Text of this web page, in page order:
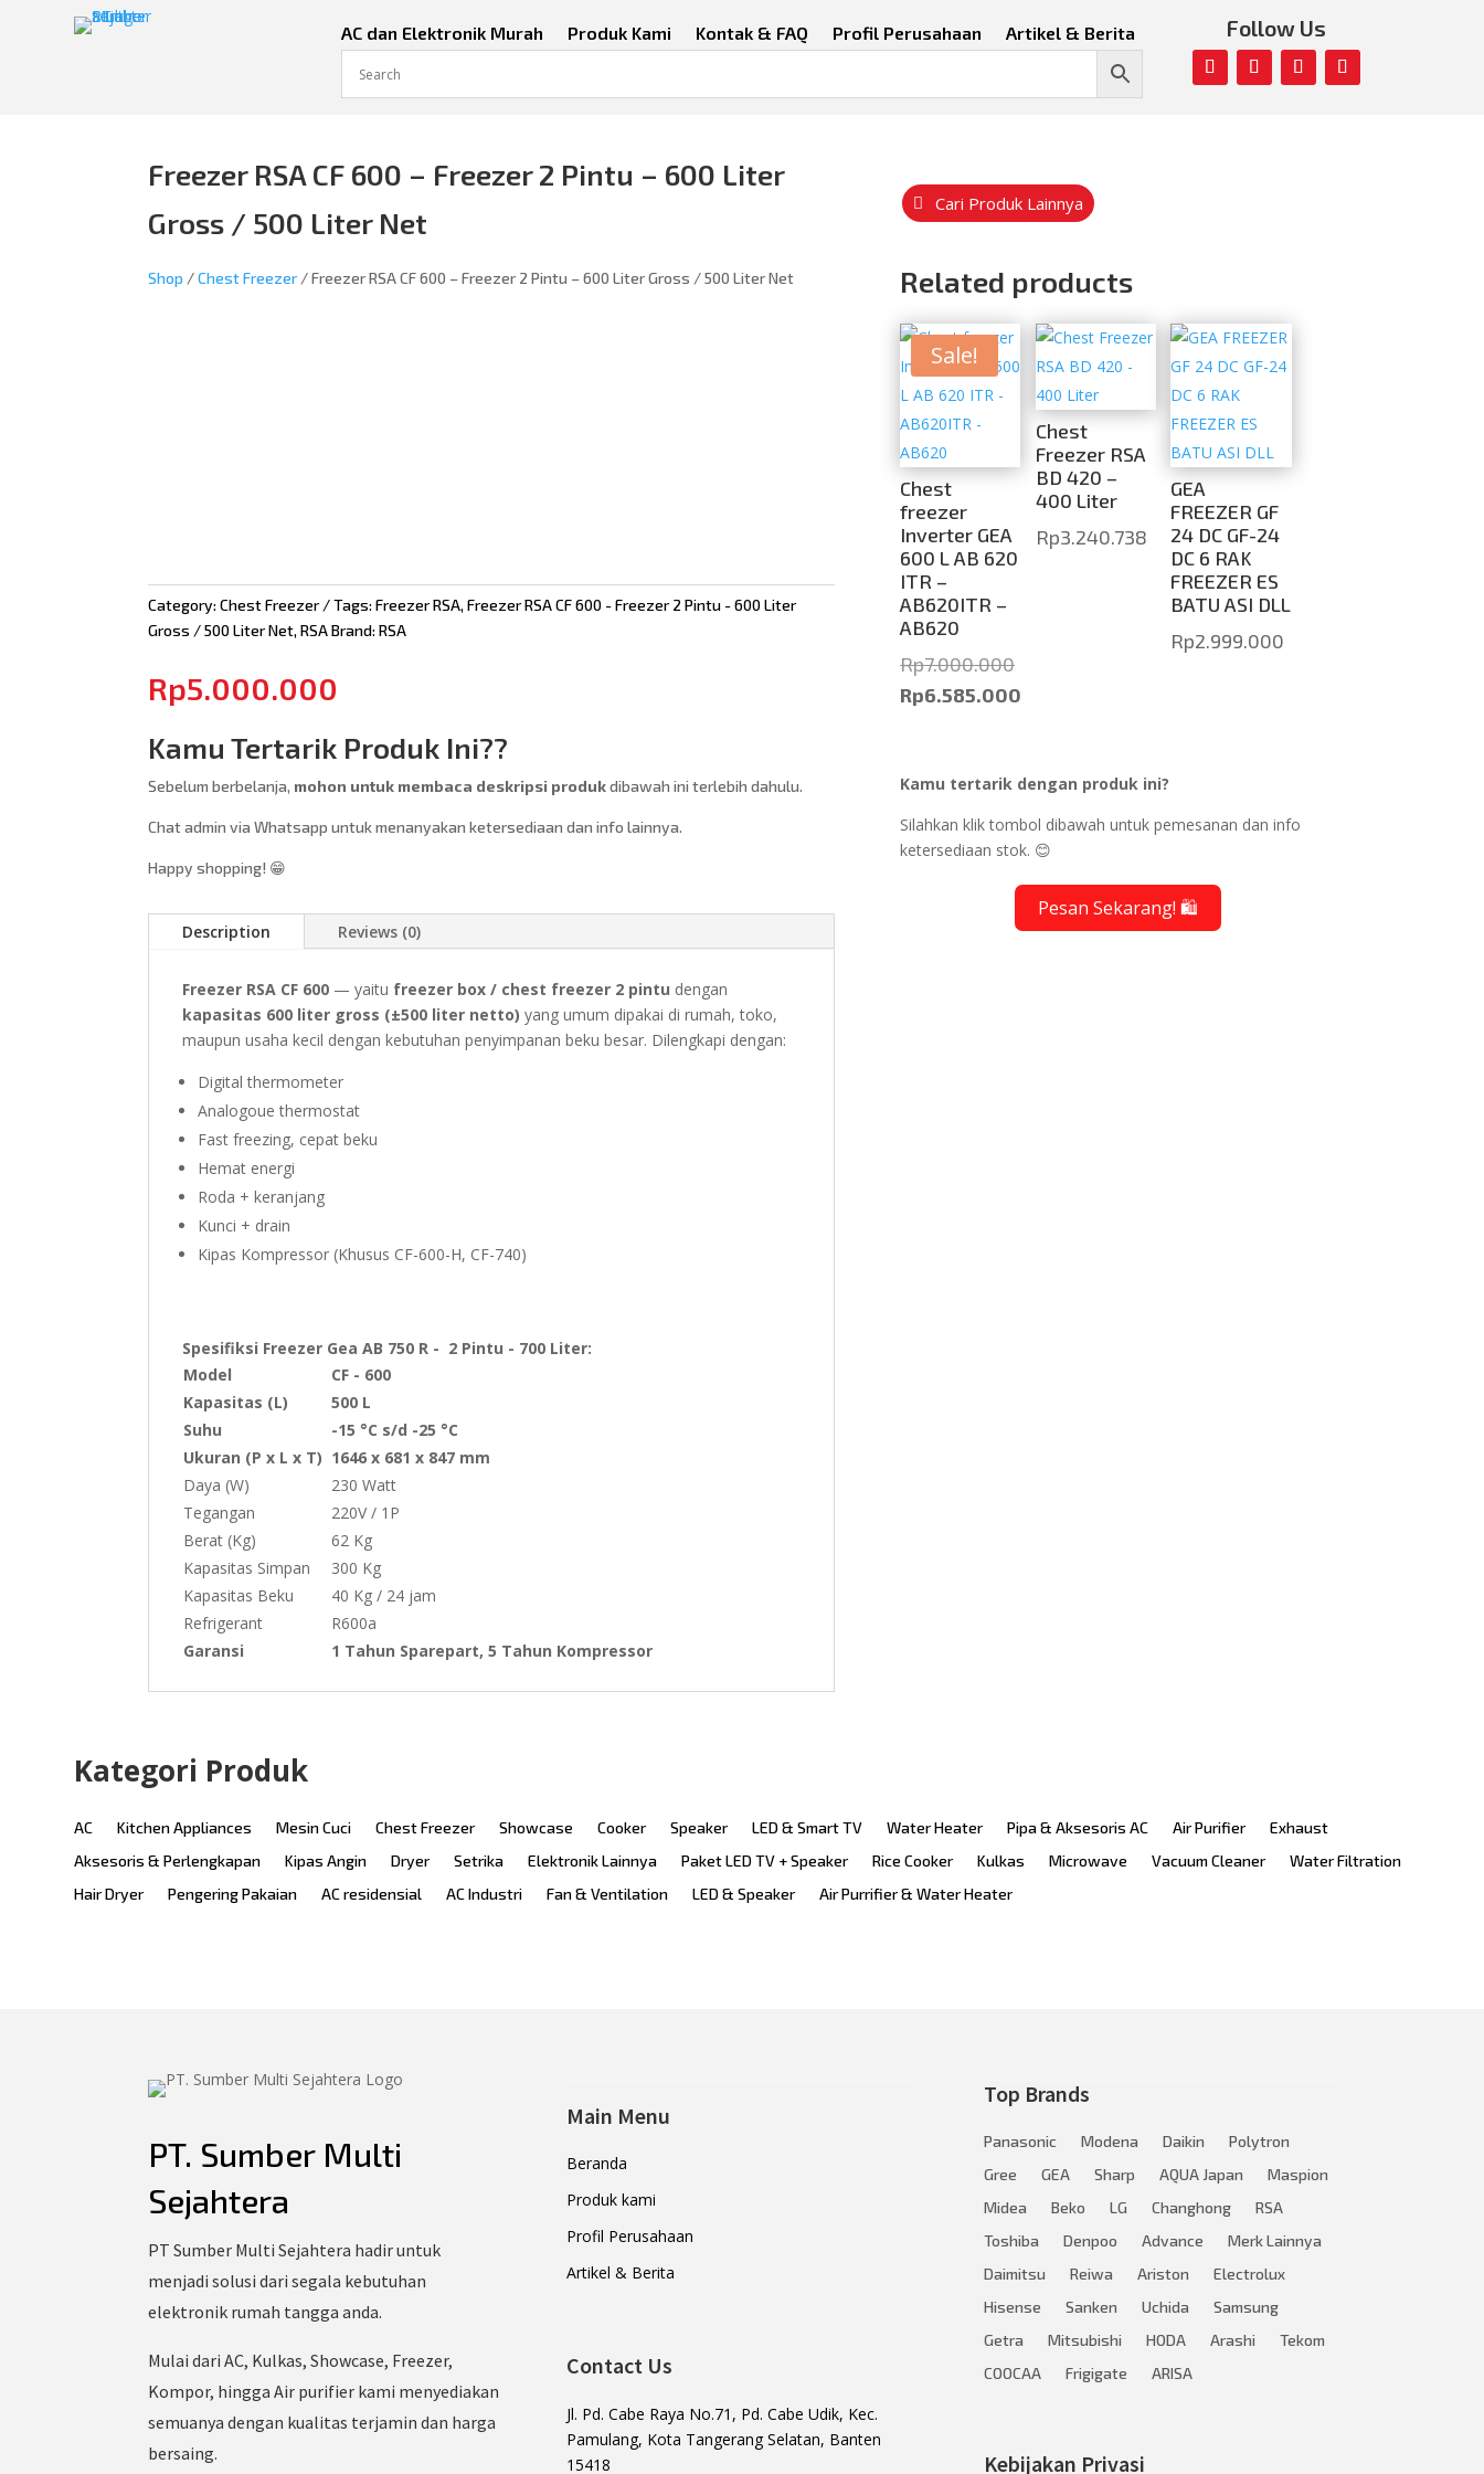
AC dan Elektronik Murah Produk Kami Kontak & FAQ Profil Perusahaan Artikel & Berita Follow Us
Freezer RSA CF 600 – Freezer 2 Pintu – 600 Liter
Gross / 500 Liter Net
Shop /Chest Freezer / Freezer RSA CF 600 – Freezer 2 Pintu – 600 Liter Gross / 500 Liter Net
Category:Chest Freezer Tags:Freezer RSA,Freezer RSA CF 600 - Freezer 2 Pintu - 600 Liter
Gross / 500 Liter Net,RSA Brand:RSA
Rp5.000.000
Kamu Tertarik Produk Ini??
Sebelum berbelanja, mohon untuk membaca deskripsi produkdibawah ini terlebih dahulu.
Chat admin via Whatsapp untuk menanyakan ketersediaan dan info lainnya.
Happy shopping! 😁
Description Reviews (0)
Freezer RSA CF 600 — yaitu freezer box / chest freezer 2 pintu dengan
kapasitas 600 liter gross (±500 liter netto) yang umum dipakai di rumah, toko,
maupun usaha kecil dengan kebutuhan penyimpanan beku besar. Dilengkapi dengan:
Digital thermometer
Analogoue thermostat
Fast freezing, cepat beku
Hemat energi
Roda + keranjang
Kunci + drain
Kipas Kompressor (Khusus CF-600-H, CF-740)
Spesifiksi Freezer Gea AB 750 R - 2 Pintu - 700 Liter:
Model
CF - 600
Kapasitas (L)
500 L
Suhu
-15 °C s/d -25 °C
Ukuran (P x L x T) 1646 x 681 x 847 mm
Daya (W)
230 Watt
Tegangan
220V / 1P
Berat (Kg)
62 Kg
Kapasitas Simpan
300 Kg
Kapasitas Beku
40 Kg / 24 jam
Refrigerant
R600a
Garansi
1 Tahun Sparepart, 5 Tahun Kompressor
Cari Produk Lainnya
Related products
Sale!
Chest
freezer
Inverter GEA
600 L AB 620
ITR –
AB620ITR –
AB620
Rp7.000.000Original
price
Rp6.585.000
is:
Chest
Freezer RSA
BD 420 –
400 Liter
Rp3.240.738
GEA
FREEZER GF
24 DC GF-24
DC 6 RAK
FREEZER ES
BATU ASI DLL
Rp2.999.000
Kamu tertarik dengan produk ini?
Silahkan klik tombol dibawah untuk pemesanan dan info
ketersediaan stok. 😊
Pesan Sekarang! 🛍️
Kategori Produk
AC Kitchen Appliances Mesin Cuci Chest Freezer Showcase Cooker Speaker LED & Smart TV Water Heater Pipa & Aksesoris AC Air Purifier
Exhaust
Aksesoris & Perlengkapan
Kipas Angin Dryer Setrika Elektronik Lainnya Paket LED TV + Speaker Rice Cooker Kulkas Microwave Vacuum Cleaner
Water Filtration
Hair Dryer
Pengering Pakaian AC residensial AC Industri Fan & Ventilation LED & Speaker Air Purrifier & Water Heater
PT. Sumber Multi
Sejahtera
PT Sumber Multi Sejahtera hadir untuk
menjadi solusi dari segala kebutuhan
elektronik rumah tangga anda.
Mulai dari AC, Kulkas, Showcase, Freezer,
Kompor, hingga Air purifier kami menyediakan
semuanya dengan kualitas terjamin dan harga
bersaing.
Main Menu
Beranda
Produk kami
Profil Perusahaan
Artikel & Berita
Contact Us
Jl. Pd. Cabe Raya No.71, Pd. Cabe Udik, Kec.
Pamulang, Kota Tangerang Selatan, Banten
15418
Top Brands
Panasonic Modena Daikin
Polytron
Gree
GEA Sharp AQUA Japan
Maspion
Midea
Beko LG Changhong
RSA
Toshiba
Denpoo Advance
Merk Lainnya
Daimitsu
Reiwa Ariston
Electrolux
Hisense
Sanken Uchida
Samsung
Getra
Mitsubishi HODA Arashi
Tekom
COOCAA
Frigigate ARISA
Kebijakan Privasi